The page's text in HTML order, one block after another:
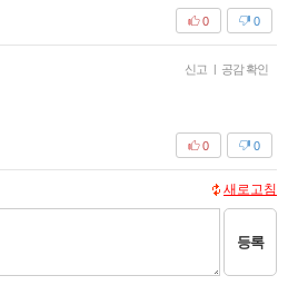
0
0
신고 | 공감 확인
0
0
새로고침
등록